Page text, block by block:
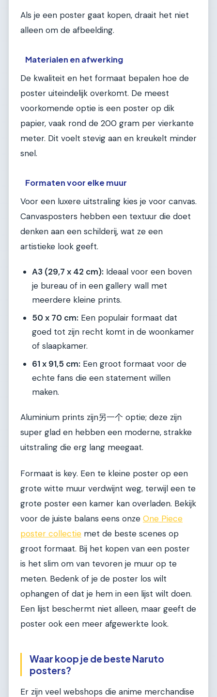
Als je een poster gaat kopen, draait het niet
alleen om de afbeelding.
Materialen en afwerking
De kwaliteit en het formaat bepalen hoe de
poster uiteindelijk overkomt. De meest
voorkomende optie is een poster op dik
papier, vaak rond de 200 gram per vierkante
meter. Dit voelt stevig aan en kreukelt minder
snel.
Formaten voor elke muur
Voor een luxere uitstraling kies je voor canvas.
Canvasposters hebben een textuur die doet
denken aan een schilderij, wat ze een
artistieke look geeft.
A3 (29,7 x 42 cm): Ideaal voor een boven
je bureau of in een gallery wall met
meerdere kleine prints.
50 x 70 cm: Een populair formaat dat
goed tot zijn recht komt in de woonkamer
of slaapkamer.
61 x 91,5 cm: Een groot formaat voor de
echte fans die een statement willen
maken.
Aluminium prints zijn另一个 optie; deze zijn
super glad en hebben een moderne, strakke
uitstraling die erg lang meegaat.
Formaat is key. Een te kleine poster op een
grote witte muur verdwijnt weg, terwijl een te
grote poster een kamer kan overladen. Bekijk
voor de juiste balans eens onze One Piece
poster collectie met de beste scenes op
groot formaat. Bij het kopen van een poster
is het slim om van tevoren je muur op te
meten. Bedenk of je de poster los wilt
ophangen of dat je hem in een lijst wilt doen.
Een lijst beschermt niet alleen, maar geeft de
poster ook een meer afgewerkte look.
Waar koop je de beste Naruto
posters?
Er zijn veel webshops die anime merchandise